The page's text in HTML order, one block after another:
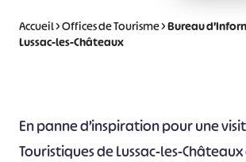
Accueil>Offices de Tourisme>Bureau
Lussac-les-Châteaux
En panne d’inspiration pour une
Touristiques de Lussac-les-